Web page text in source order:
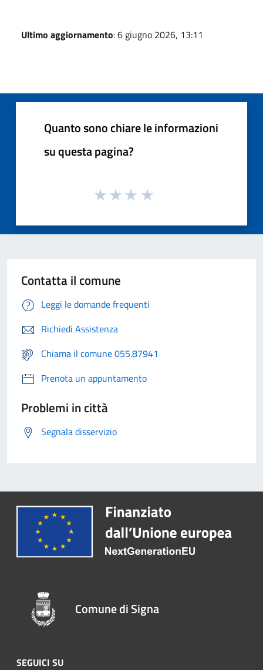
Ultimo aggiornamento: 6 giugno 2026, 13:11
Quanto sono chiare le informazioni
su questa pagina?
Contatta il comune
Leggi le domande frequenti
Richiedi Assistenza
Chiama il comune 055.87941
Prenota un appuntamento
Problemi in città
Segnala disservizio
Comune di Signa
SEGUICI SU